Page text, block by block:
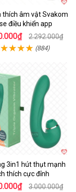
thích âm vật Svakom
điều khiển app
2.292.000₫
(884)
3in1 hút thụt mạnh
thích cực đỉnh
3.000.000₫